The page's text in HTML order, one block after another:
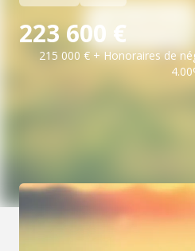
223 600 €
215 000 € + Honoraires de